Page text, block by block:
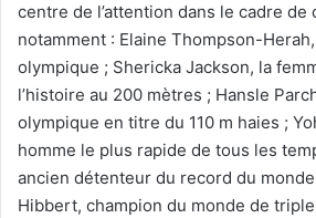
centre de l’attention dans le cadre de
notamment : Elaine Thompson-
olympique ; Shericka Jackson, la
l’histoire au 200 mètres ; Hansle
olympique en titre du 110 m haies ;
homme le plus rapide de tous les
ancien détenteur du record du
Hibbert, champion du monde de